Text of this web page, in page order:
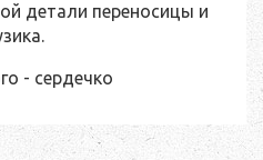
детали переносицы и
- сердечко